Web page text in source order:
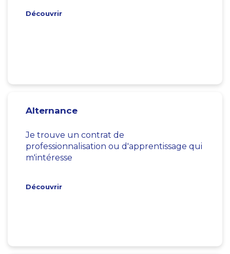
Découvrir
Alternance
Je trouve un contrat de
professionnalisation ou d'apprentissage qui
m'intéresse
Découvrir